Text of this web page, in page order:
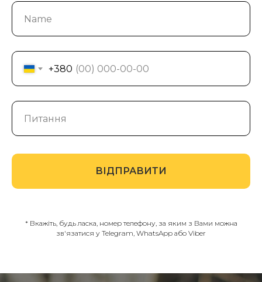
+380
ВІДПРАВИТИ
* Вкажіть, будь ласка, номер телефону, за яким з Вами можна
зв'язатися у Telegram, WhatsApp або Viber